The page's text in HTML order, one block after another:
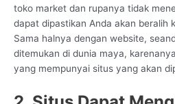
toko market dan rupanya tidak
dapat dipastikan Anda akan beralih
Sama halnya dengan website,
ditemukan di dunia maya,
yang mempunyai situs yang akan